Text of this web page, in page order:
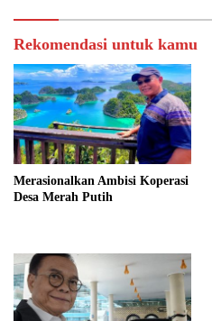
Rekomendasi untuk kamu
Merasionalkan Ambisi Koperasi
Desa Merah Putih